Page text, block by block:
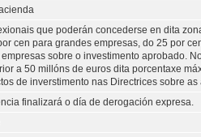
que poderán concederse en dita
cen para grandes empresas, do 25 por
sobre o investimento aprobado.
a 50 millóns de euros dita porcentaxe
de inverstimento nas Directrices sobre
finalizará o día de derogación expresa.